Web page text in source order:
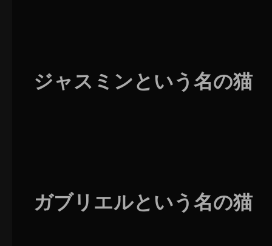
ジャスミンという名の猫
ガブリエルという名の猫